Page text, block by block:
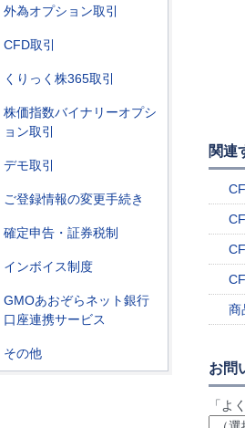
外為オプション取引
CFD取引
くりっく株365取引
株価指数バイナリーオプシ
ョン取引
デモ取引
ご登録情報の変更手続き
確定申告・証券税制
インボイス制度
GMOあおぞらネット銀行
口座連携サービス
その他
関連
商
お問
「よ